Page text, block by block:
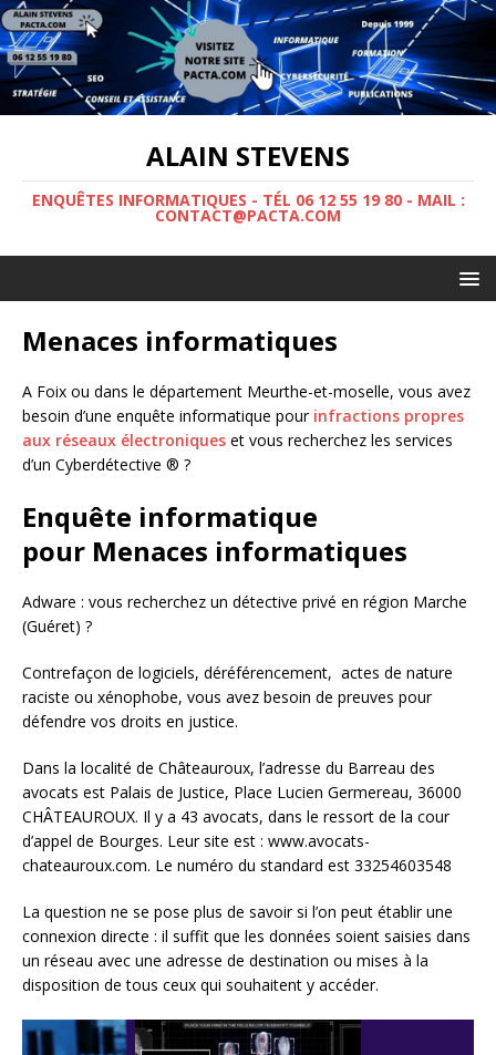
ALAIN STEVENS
ENQUÊTES INFORMATIQUES - TÉL 06 12 55 19 80 - MAIL :
CONTACT@PACTA.COM
Menaces informatiques
A Foix ou dans le département Meurthe-et-moselle, vous avez
besoin d’une enquête informatique pour infractions propres
aux réseaux électroniques et vous recherchez les services
d’un Cyberdétective ® ?
Enquête informatique
pour Menaces informatiques
Adware : vous recherchez un détective privé en région Marche
(Guéret) ?
Contrefaçon de logiciels, déréférencement, actes de nature
raciste ou xénophobe, vous avez besoin de preuves pour
défendre vos droits en justice.
Dans la localité de Châteauroux, l’adresse du Barreau des
avocats est Palais de Justice, Place Lucien Germereau, 36000
CHÂTEAUROUX. Il y a 43 avocats, dans le ressort de la cour
d’appel de Bourges. Leur site est : www.avocats-
chateauroux.com. Le numéro du standard est 33254603548
La question ne se pose plus de savoir si l’on peut établir une
connexion directe : il suffit que les données soient saisies dans
un réseau avec une adresse de destination ou mises à la
disposition de tous ceux qui souhaitent y accéder.